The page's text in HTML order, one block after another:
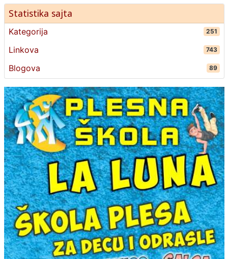
Statistika sajta
Kategorija 251
Linkova 743
Blogova 89